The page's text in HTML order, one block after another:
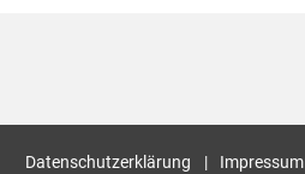
Datenschutzerklärung Impressum